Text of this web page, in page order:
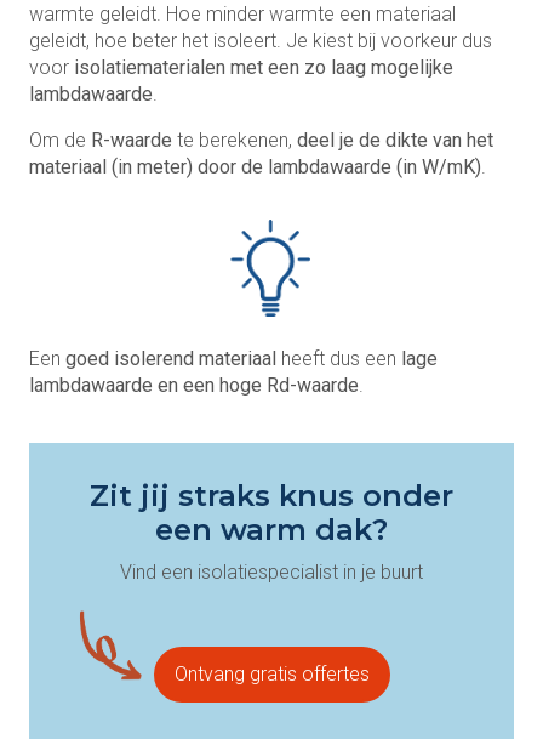
warmte geleidt. Hoe minder warmte een materiaal
geleidt, hoe beter het isoleert. Je kiest bij voorkeur dus
voor isolatiematerialen met een zo laag mogelijke
lambdawaarde
Om de R-waarde te berekenen, deel je de dikte van het
materiaal (in meter) door de lambdawaarde (in W/mK)
Een goed isolerend materiaal heeft dus een lage
lambdawaarde en een hoge Rd-waarde
Zit jij straks knus onder
een warm dak?
Vind een isolatiespecialist in je buurt
Ontvang gratis offertes